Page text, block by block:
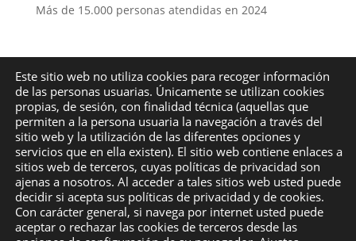
Más de 15.000 personas atendidas en 2024
© 2022-2025ACP Málaga– Asociación Cívica para la
Prevención –COLABORA
Política de Privacidad |Política de Cookies
Desarrollado porSoyDigital Network, S.L.U.
Este sitio web no utiliza cookies para recoger información
de las personas usuarias. Únicamente se utilizan cookies
propias, de sesión, con finalidad técnica (aquellas que
permiten a la persona usuaria la navegación a través del
sitio web y la utilización de las diferentes opciones y
servicios que en ella existen). El sitio web contiene enlaces a
sitios web de terceros, cuyas políticas de privacidad son
ajenas a nosotros. Al acceder a tales sitios web usted puede
decidir si acepta sus políticas de privacidad y de cookies.
Con carácter general, si navega por internet usted puede
aceptar o rechazar las cookies de terceros desde las